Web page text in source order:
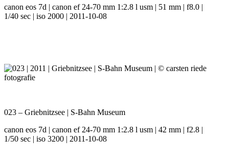
canon eos 7d | canon ef 24-70 mm 1:2.8 l usm | 51 mm | f8.0 |
1/40 sec | iso 2000 | 2011-10-08
023 – Griebnitzsee | S-Bahn Museum
canon eos 7d | canon ef 24-70 mm 1:2.8 l usm | 42 mm | f2.8 |
1/50 sec | iso 3200 | 2011-10-08